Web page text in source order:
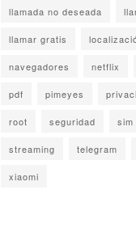
llamada no deseada
llamar gratis
navegadores netflix
pdf pimeyes
root seguridad sim
streaming telegram
xiaomi